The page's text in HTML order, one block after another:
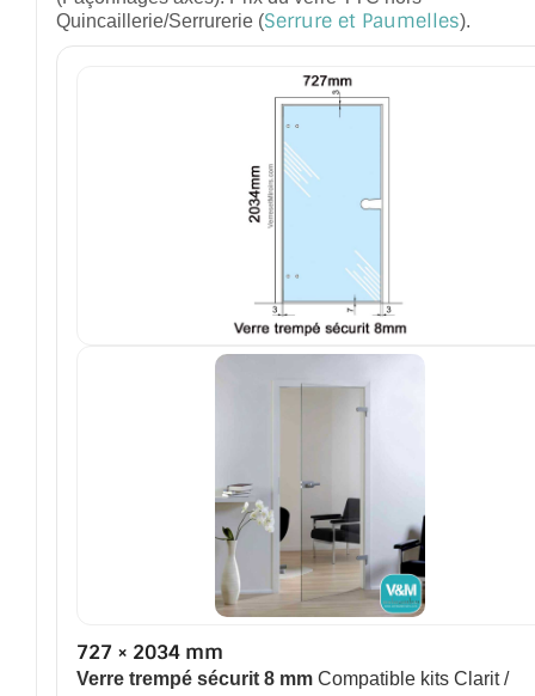
COMMENT COUPER DU VERRE ?
A PROPOS DE LA LIVRAISON
Quincaillerie/Serrurerie (Serrure et Paumelles).
727 × 2034 mm
Verre trempé sécurit 8 mm Compatible kits Clarit /